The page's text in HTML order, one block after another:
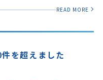
READ MORE
を超えました